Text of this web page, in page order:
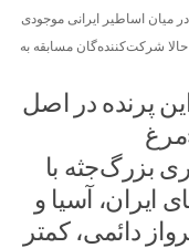
میان اساطیر ایرانی موجودی
شرکت‌کننده‌گان مسابقه به
پرنده در اصل
بزرگ‌جثه با
ایران، آسیا و
دائمی، کمتر